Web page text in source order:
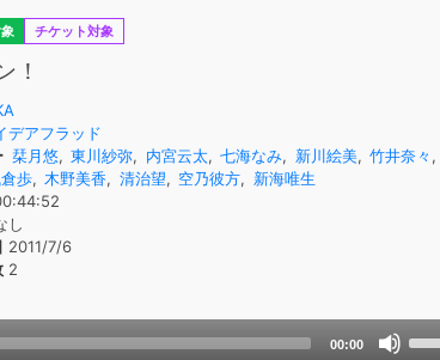
チケット対象
！
デアフラッド
栞月悠, 東川紗弥, 内宮云太, 七海なみ, 新川絵美, 竹井奈々 ,
歩, 木野美香, 清治望, 空乃彼方, 新海唯生
し
2011/7/6
2
00:00